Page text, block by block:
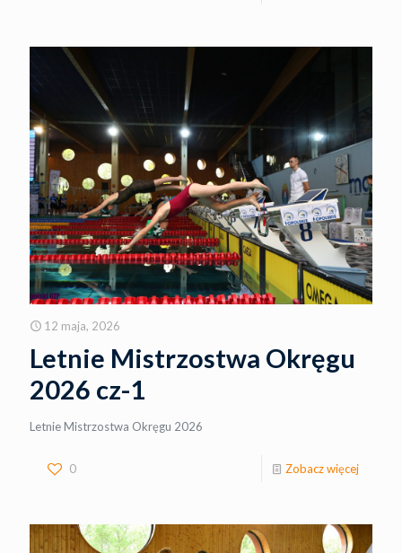
12 maja, 2026
Letnie Mistrzostwa Okręgu
2026 cz-1
Letnie Mistrzostwa Okręgu 2026
0 Zobacz więcej